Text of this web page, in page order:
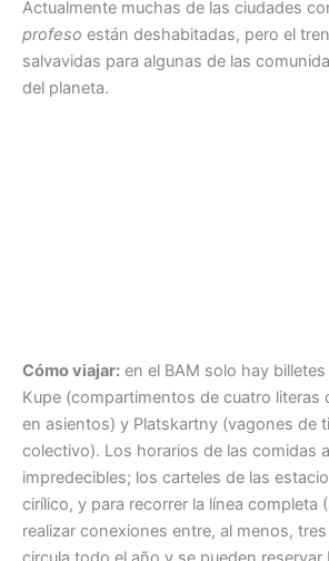
Actualmente muchas de las ciudades
profeso están deshabitadas, pero el
salvavidas para algunas de las
del planeta.
Cómo viajar: en el BAM solo hay
Kupe (compartimentos de cuatro literas
en asientos) y Platskartny (vagones de
colectivo). Los horarios de las comidas
impredecibles; los carteles de las
cirílico, y para recorrer la línea completa
realizar conexiones entre, al menos,